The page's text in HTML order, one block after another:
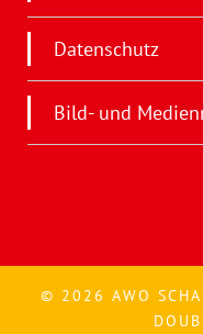
Datenschutz
Bild- und
© 2026 AWO